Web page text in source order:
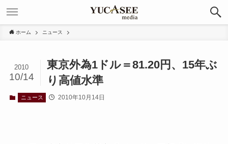
ホーム ニュース
東京外為1ドル＝81.20円、15年ぶ
り高値水準
2010
10/14
ニュース 2010年10月14日